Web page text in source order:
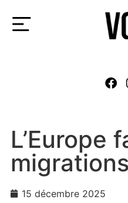
L’Europe
migrations
15 décembre 2025